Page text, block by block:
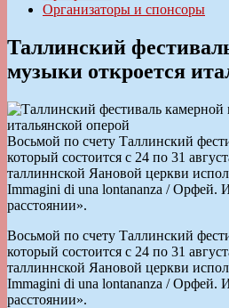
Организаторы и спонсоры
Таллинский
музыки откроется
Восьмой по счету Таллинский
который состоится с 24 по 31
таллиннской Яановой церкви
Immagini di una lontananza / Орфей.
расстоянии».
Восьмой по счету Таллинский
который состоится с 24 по 31
таллиннской Яановой церкви
Immagini di una lontananza / Орфей.
расстоянии».